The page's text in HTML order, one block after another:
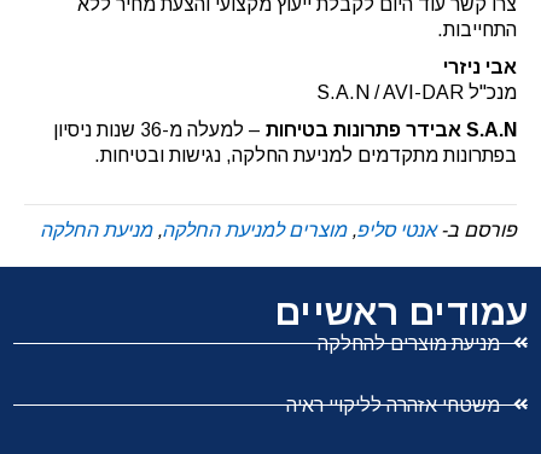
צרו קשר עוד היום לקבלת ייעוץ מקצועי והצעת מחיר ללא
התחייבות.
אבי ניזרי
מנכ"ל S.A.N / AVI-DAR
S.A.N אבידר פתרונות בטיחות
– למעלה מ-36 שנות ניסיון
בפתרונות מתקדמים למניעת החלקה, נגישות ובטיחות.
פורסם ב-אנטי סליפ,מוצרים למניעת החלקה,מניעת החלקה
עמודים ראשיים
מניעת מוצרים להחלקה
משטחי אזהרה לליקויי ראיה